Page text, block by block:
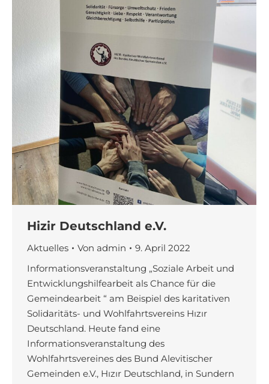
Hizir Deutschland e.V.
Aktuelles Von admin
9. April 2022
Informationsveranstaltung „Soziale Arbeit und
Entwicklungshilfearbeit als Chance für die
Gemeindearbeit “ am Beispiel des karitativen
Solidaritäts- und Wohlfahrtsvereins Hızır
Deutschland. Heute fand eine
Informationsveranstaltung des
Wohlfahrtsvereines des Bund Alevitischer
Gemeinden e.V., Hızır Deutschland, in Sundern